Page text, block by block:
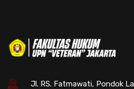
Jl. RS. Fatmawati, Pondok